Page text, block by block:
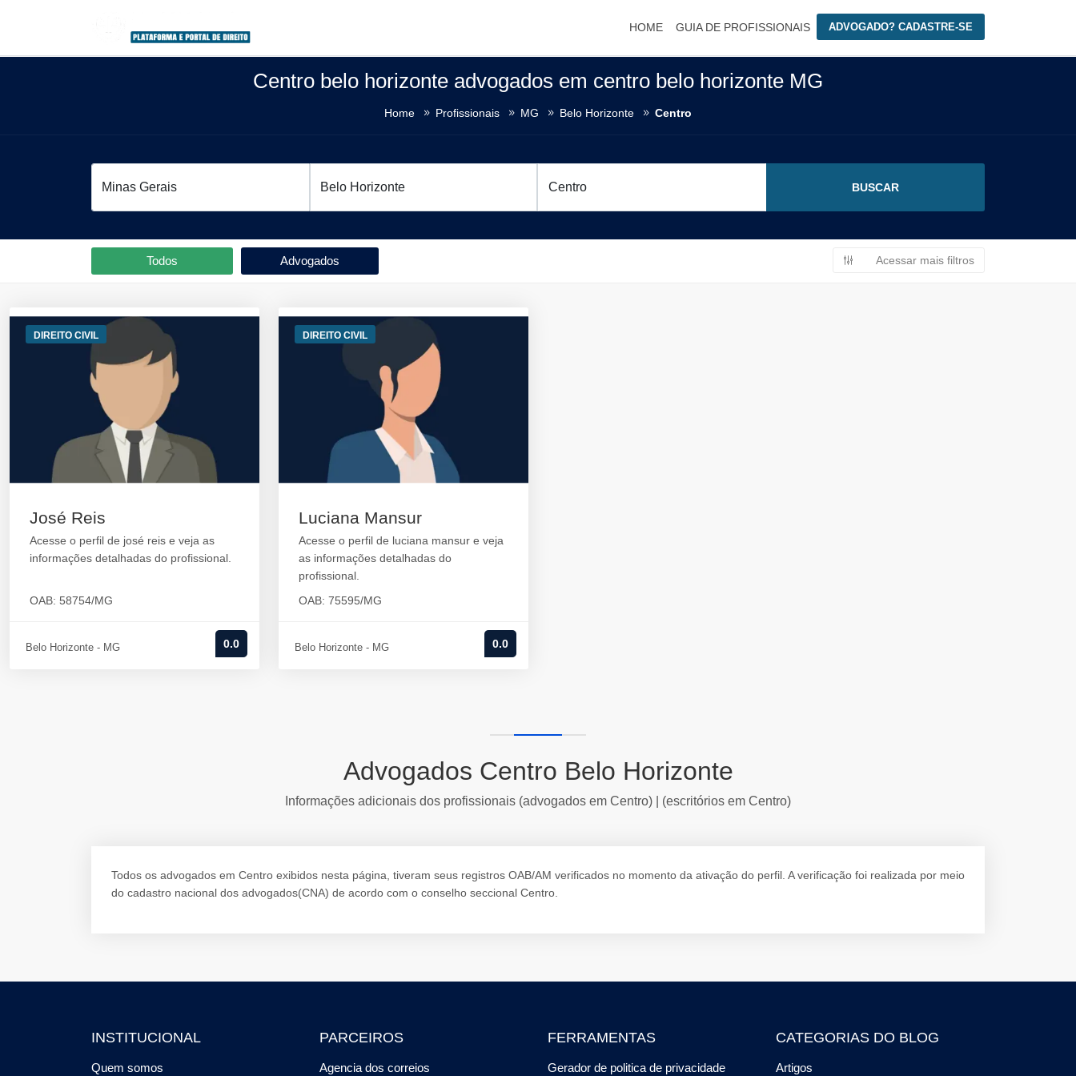
HOME GUIA DE PROFISSIONAIS ADVOGADO? CADASTRE-SE
Centro belo horizonte advogados em centro belo horizonte MG
Home Profissionais MG Belo Horizonte Centro
Todos Advogados Acessar mais filtros
DIREITO CIVIL
José Reis
Acesse o perfil de josé reis e veja as
informações detalhadas do profissional.
OAB: 58754/MG
Belo Horizonte - MG 0.0
DIREITO CIVIL
Luciana Mansur
Acesse o perfil de luciana mansur e veja
as informações detalhadas do
profissional.
OAB: 75595/MG
Belo Horizonte - MG 0.0
Advogados Centro Belo Horizonte
Informações adicionais dos profissionais (advogados em Centro) | (escritórios em Centro)
Todos os advogados em Centro exibidos nesta página, tiveram seus registros OAB/AM verificados no momento da ativação do perfil. A verificação foi realizada por meio
do cadastro nacional dos advogados(CNA) de acordo com o conselho seccional Centro.
INSTITUCIONAL
Quem somos
PARCEIROS
Agencia dos correios
FERRAMENTAS
Gerador de politica de privacidade
CATEGORIAS DO BLOG
Artigos